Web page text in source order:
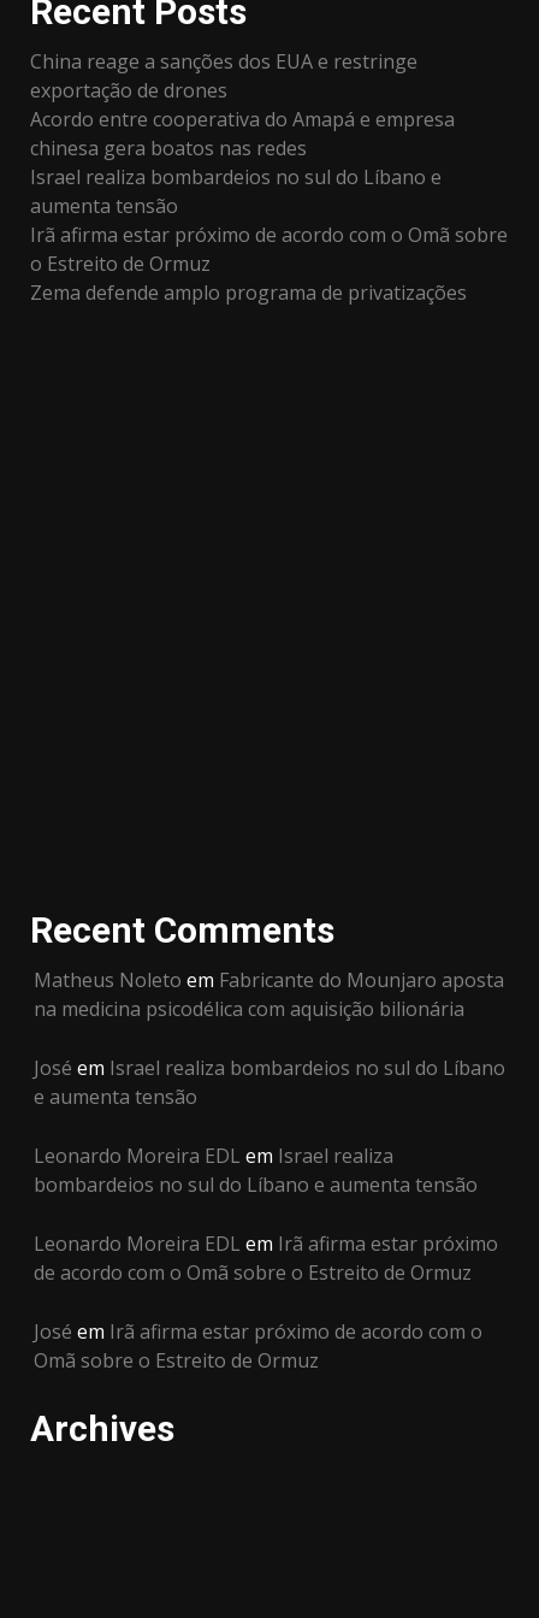
Recent Posts
China reage a sanções dos EUA e restringe
exportação de drones
Acordo entre cooperativa do Amapá e empresa
chinesa gera boatos nas redes
Israel realiza bombardeios no sul do Líbano e
aumenta tensão
Irã afirma estar próximo de acordo com o Omã sobre
o Estreito de Ormuz
Zema defende amplo programa de privatizações
Recent Comments
Matheus Noleto em Fabricante do Mounjaro aposta
na medicina psicodélica com aquisição bilionária
José em Israel realiza bombardeios no sul do Líbano
e aumenta tensão
Leonardo Moreira EDL em Israel realiza
bombardeios no sul do Líbano e aumenta tensão
Leonardo Moreira EDL em Irã afirma estar próximo
de acordo com o Omã sobre o Estreito de Ormuz
José em Irã afirma estar próximo de acordo com o
Omã sobre o Estreito de Ormuz
Archives